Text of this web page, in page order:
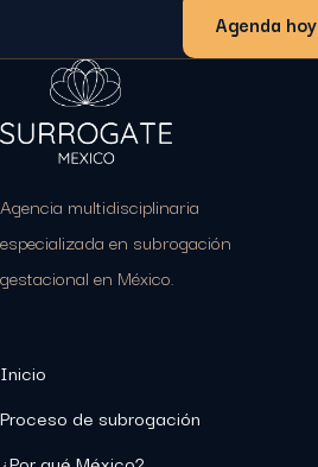
Agenda hoy
Agencia multidisciplinaria
especializada en subrogación
gestacional en México.
Inicio
Proceso de subrogación